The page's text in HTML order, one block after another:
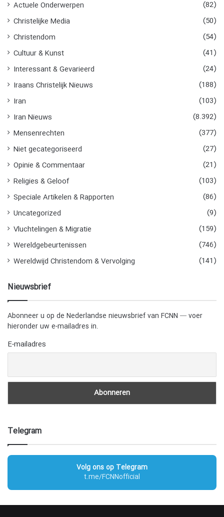
Actuele Onderwerpen
(82)
Christelijke Media
(50)
Christendom
(54)
Cultuur & Kunst
(41)
Interessant & Gevarieerd
(24)
Iraans Christelijk Nieuws
(188)
Iran
(103)
Iran Nieuws
(8.392)
Mensenrechten
(377)
Niet gecategoriseerd
(27)
Opinie & Commentaar
(21)
Religies & Geloof
(103)
Speciale Artikelen & Rapporten
(86)
Uncategorized
(9)
Vluchtelingen & Migratie
(159)
Wereldgebeurtenissen
(746)
Wereldwijd Christendom & Vervolging
(141)
Nieuwsbrief
Abonneer u op de Nederlandse nieuwsbrief van FCNN — voer
hieronder uw e-mailadres in.
E-mailadres
Telegram
Volg ons op Telegram
t.me/FCNNofficial